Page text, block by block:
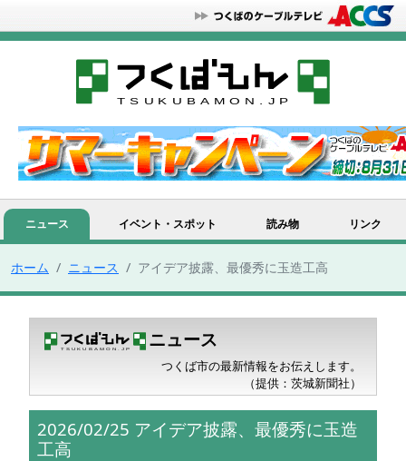
ニュース イベント・スポット 読み物 リンク
ホーム ニュース アイデア披露、最優秀に玉造工高
ニュース
つくば市の最新情報をお伝えします。
（提供：茨城新聞社）
2026/02/25 アイデア披露、最優秀に玉造
工高